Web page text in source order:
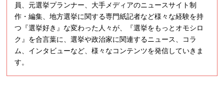
員、元選挙プランナー、大手メディアのニュースサイト制
作・編集、地方選挙に関する専門紙記者など様々な経験を持
つ『選挙好き』な変わった人々が、『選挙をもっとオモシロ
ク』を合言葉に、選挙や政治家に関連するニュース、コラ
ム、インタビューなど、様々なコンテンツを発信していきま
す。